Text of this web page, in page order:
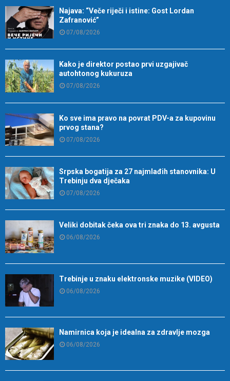
Najava: “Veče riječi i istine: Gost Lordan
Zafranović”
07/08/2026
Kako je direktor postao prvi uzgajivač
autohtonog kukuruza
07/08/2026
Ko sve ima pravo na povrat PDV-a za kupovinu
prvog stana?
07/08/2026
Srpska bogatija za 27 najmlađih stanovnika: U
Trebinju dva dječaka
07/08/2026
Veliki dobitak čeka ova tri znaka do 13. avgusta
06/08/2026
Trebinje u znaku elektronske muzike (VIDEO)
06/08/2026
Namirnica koja je idealna za zdravlje mozga
06/08/2026